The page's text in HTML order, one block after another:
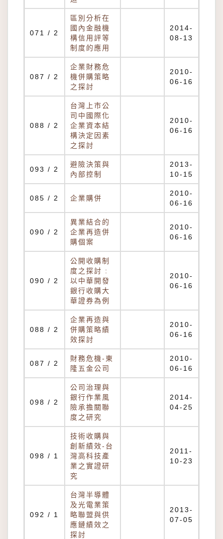
071 / 2
區別分析在
國內金融機
構信用評等
制度的應用
2014-
08-13
087 / 2
企業財務危
機併購策略
之探討
2010-
06-16
088 / 2
台灣上市公
司中國際化
企業資本結
構決定因素
之探討
2010-
06-16
093 / 2
避險決策與
內部控制
2013-
10-15
085 / 2 企業購併
2010-
06-16
090 / 2
異業結合的
企業再造併
購個案
2010-
06-16
090 / 2
公開收購制
度之探討 :
以中華開發
銀行收購大
華證券為例
2010-
06-16
088 / 2
企業再造與
併購策略績
效探討
2010-
06-16
087 / 2
財務危機-東
隆五金公司
2010-
06-16
098 / 2
公司治理與
銀行作業風
險承擔關聯
度之研究
2014-
04-25
098 / 1
技術收購與
創新績效-台
灣高科技產
業之實證研
究
2011-
10-23
092 / 1
台灣半導體
及光電業策
略聯盟與供
應鏈績效之
探討
2013-
07-05